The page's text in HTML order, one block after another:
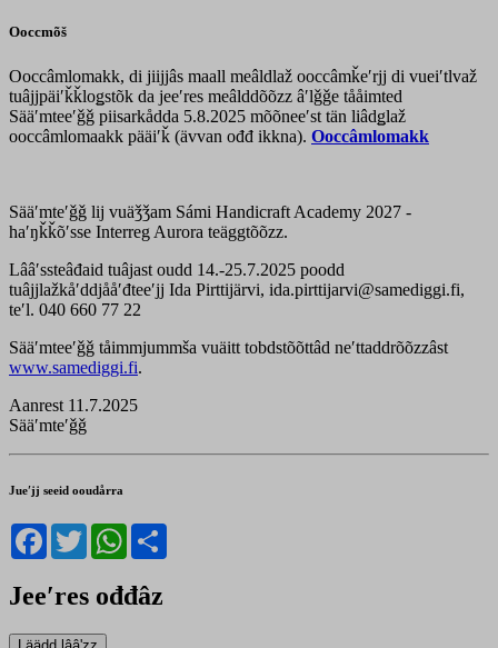
Ooccmõš
Ooccâmlomakk, di jiijjâs maall meâldlaž ooccâmǩeʹrjj di vueiʹtlvaž
tuâjjpäiʹǩǩloǥstõk da jeeʹres meâlddõõzz âʹlǧǧe tååimted
Sääʹmteeʹǧǧ piisarkådda 5.8.2025 mõõneeʹst tän liâdǥlaž
ooccâmlomaakk pääiʹǩ (ävvan ođđ ikkna). Ooccâmlomakk
Sääʹmteʹǧǧ lij vuäǯǯam Sámi Handicraft Academy 2027 -
haʹŋǩǩõʹsse Interreg Aurora teäggtõõzz.
Lââʹssteâđaid tuâjast oudd 14.-25.7.2025 poodd
tuâjjlažkåʹddjååʹđteeʹjj Ida Pirttijärvi, ida.pirttijarvi@samediggi.fi,
teʹl. 040 660 77 22
Sääʹmteeʹǧǧ tåimmjummša vuäitt tobdstõõttâd neʹttaddrõõzzâst
www.samediggi.fi.
Aanrest 11.7.2025
Sääʹmteʹǧǧ
Jueʹjj seeid ooudårra
Facebook
TwitterWhatsApp
Jeeʹres ođđâz